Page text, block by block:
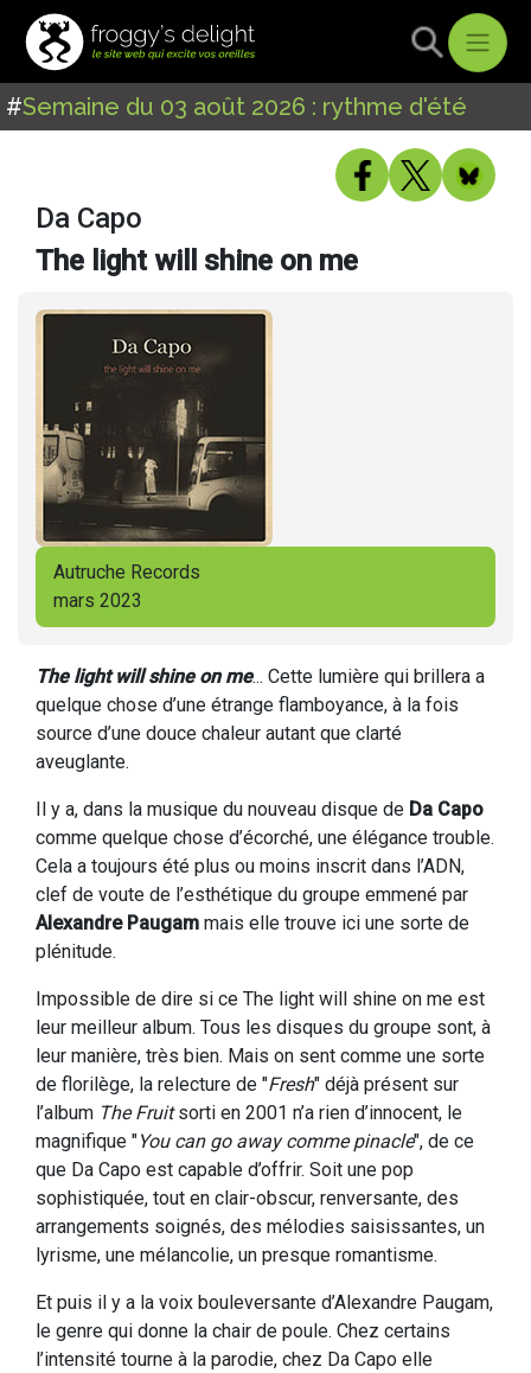
#Semaine du 03 août 2026 : rythme d'été
Da Capo
The light will shine on me
Autruche Records
mars 2023
The light will shine on me... Cette lumière qui brillera a
quelque chose d’une étrange flamboyance, à la fois
source d’une douce chaleur autant que clarté
aveuglante.
Il y a, dans la musique du nouveau disque de Da Capo
comme quelque chose d’écorché, une élégance trouble.
Cela a toujours été plus ou moins inscrit dans l’ADN,
clef de voute de l’esthétique du groupe emmené par
Alexandre Paugam mais elle trouve ici une sorte de
plénitude.
Impossible de dire si ce The light will shine on me est
leur meilleur album. Tous les disques du groupe sont, à
leur manière, très bien. Mais on sent comme une sorte
de florilège, la relecture de "Fresh" déjà présent sur
l’album The Fruitsorti en 2001 n’a rien d’innocent, le
magnifique "You can go away comme pinacle", de ce
que Da Capo est capable d’offrir. Soit une pop
sophistiquée, tout en clair-obscur, renversante, des
arrangements soignés, des mélodies saisissantes, un
lyrisme, une mélancolie, un presque romantisme.
Et puis il y a la voix bouleversante d’Alexandre Paugam,
le genre qui donne la chair de poule. Chez certains
l’intensité tourne à la parodie, chez Da Capo elle